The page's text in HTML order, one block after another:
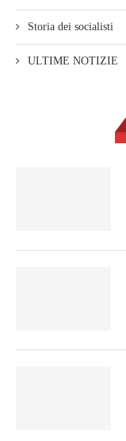
Storia dei socialisti
ULTIME NOTIZIE